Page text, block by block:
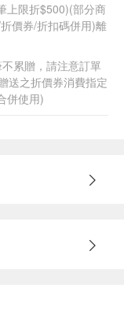
上限折$500)(部分商
價券/折扣碼併用)離
累贈，請注意訂單
送之折價券消費指定
併使用)